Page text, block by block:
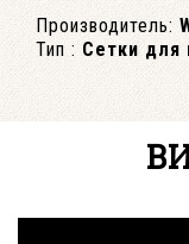
Производитель:
Тип : Сетки для